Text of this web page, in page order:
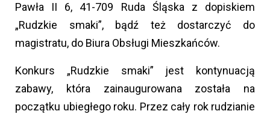
Pawła II 6, 41-709 Ruda Śląska z dopiskiem
„Rudzkie smaki”, bądź też dostarczyć do
magistratu, do Biura Obsługi Mieszkańców.
Konkurs „Rudzkie smaki” jest kontynuacją
zabawy, która zainaugurowana została na
początku ubiegłego roku. Przez cały rok rudzianie